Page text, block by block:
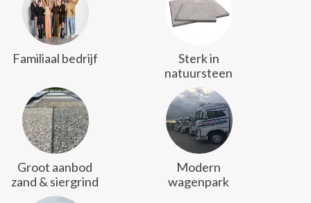
Familiaal bedrijf
Sterk in
natuursteen
Groot aanbod
zand & siergrind
Modern
wagenpark